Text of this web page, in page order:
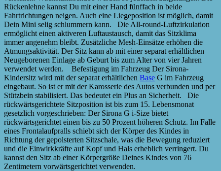
Rückenlehne kannst Du mit einer Hand fünffach in beide
Fahrtrichtungen neigen. Auch eine Liegeposition ist möglich, damit
Dein Mini selig schlummern kann. Die All-round-Luftzirkulation
ermöglicht einen aktiveren Luftaustausch, damit das Sitzklima
immer angenehm bleibt. Zusätzliche Mesh-Einsätze erhöhen die
Atmungsaktivität. Der Sitz kann ab mit einer separat erhältlichen
Neugeborenen Einlage ab Geburt bis zum Alter von vier Jahren
verwendet werden. Befestigung im Fahrzeug Der Sirona-
Kindersitz wird mit der separat erhältlichen Base G im Fahrzeug
eingebaut. So ist er mit der Karosserie des Autos verbunden und per
Stützbein stabilisiert. Das bedeutet ein Plus an Sicherheit. Die
rückwärtsgerichtete Sitzposition ist bis zum 15. Lebensmonat
gesetzlich vorgeschrieben: Der Sirona G i-Size bietet
rückwärtsgerichtet einen bis zu 50 Prozent höheren Schutz. Im Falle
eines Frontalaufpralls schiebt sich der Körper des Kindes in
Richtung der gepolsterten Sitzschale, was die Bewegung reduziert
und die Einwirkkräfte auf Kopf und Hals erheblich verringert. Du
kannst den Sitz ab einer Körpergröße Deines Kindes von 76
Zentimetern vorwärtsgerichtet verwenden.